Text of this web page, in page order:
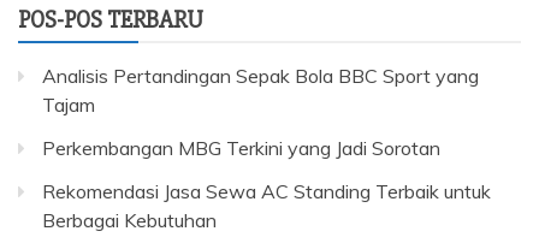
POS-POS TERBARU
Analisis Pertandingan Sepak Bola BBC Sport yang
Tajam
Perkembangan MBG Terkini yang Jadi Sorotan
Rekomendasi Jasa Sewa AC Standing Terbaik untuk
Berbagai Kebutuhan